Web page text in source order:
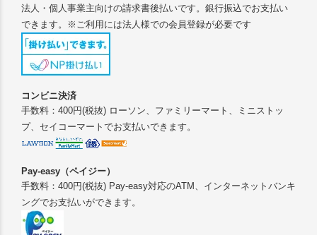
法人・個人事業主向けの請求書後払いです。銀行振込でお支払い
できます。※ご利用には法人様での会員登録が必要です
コンビニ決済
手数料：400円(税抜) ローソン、ファミリーマート、ミニストッ
プ、セイコーマートでお支払いできます。
Pay-easy（ペイジー）
手数料：400円(税抜) Pay-easy対応のATM、インターネットバンキ
ングでお支払いができます。